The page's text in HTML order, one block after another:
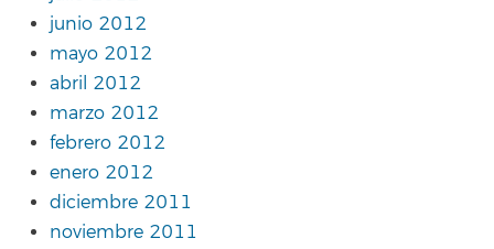
junio 2012
mayo 2012
abril 2012
marzo 2012
febrero 2012
enero 2012
diciembre 2011
noviembre 2011